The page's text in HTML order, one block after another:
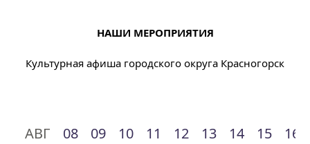
НАШИ МЕРОПРИЯТИЯ
Культурная афиша городского округа Красногорск
АВГ 08 09 10 11 12 13 14 15 16